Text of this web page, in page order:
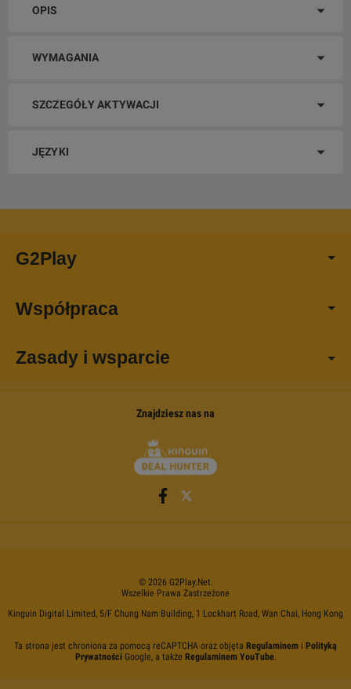
OPIS
WYMAGANIA
SZCZEGÓŁY AKTYWACJI
JĘZYKI
G2Play
Współpraca
Zasady i wsparcie
Znajdziesz nas na
© 2026 G2Play.net.
Wszelkie Prawa Zastrzeżone
Kinguin Digital Limited, 5/F Chung Nam Building, 1 Lockhart Road, Wan Chai, Hong Kong
Ta strona jest chroniona za pomocą reCAPTCHA oraz objęta Regulaminem i Polityką
PrywatnościGoogle, a także Regulaminem YouTube.